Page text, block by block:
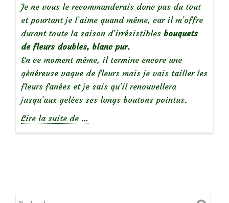
Je ne vous le recommanderais donc pas du tout
et pourtant je l’aime quand même, car il m’offre
durant toute la saison d’irrésistibles bouquets
de fleurs doubles, blanc pur.
En ce moment même, il termine encore une
généreuse vague de fleurs mais je vais tailler les
fleurs fanées et je sais qu’il renouvellera
jusqu’aux gelées ses longs boutons pointus.
Lire la suite de
sur
…